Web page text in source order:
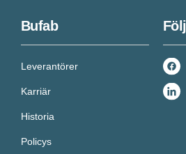
Bufab
Leverantörer
Karriär
Historia
Policys